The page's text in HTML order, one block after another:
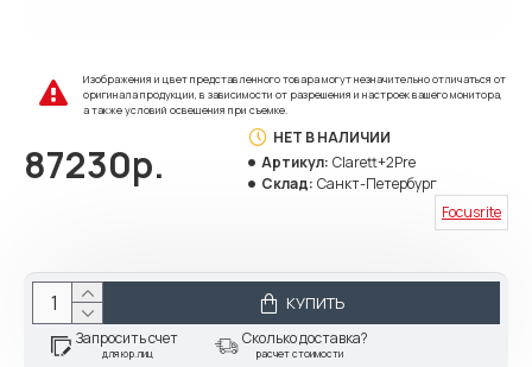
Изображения и цвет представленного товара могут незначительно отличаться от
оригинала продукции, в зависимости от разрешения и настроек вашего монитора,
а также условий освещения при съемке.
87230р.
НЕТ В НАЛИЧИИ
Артикул: Clarett+2Pre
Склад: Санкт-Петербург
Focusrite
КУПИТЬ
Запросить счет
для юр.лиц
Сколько доставка?
расчет стоимости